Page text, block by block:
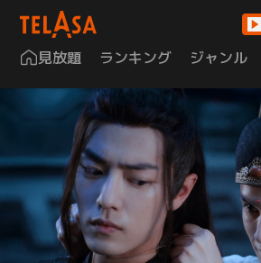
見放題 ランキング ジャンル